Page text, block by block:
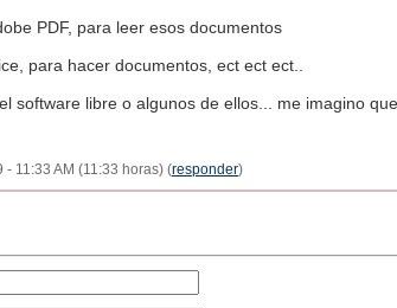
PDF, para leer esos documentos
para hacer documentos, ect ect ect..
software libre o algunos de ellos... me imagino
11:33 AM (11:33 horas) (responder)